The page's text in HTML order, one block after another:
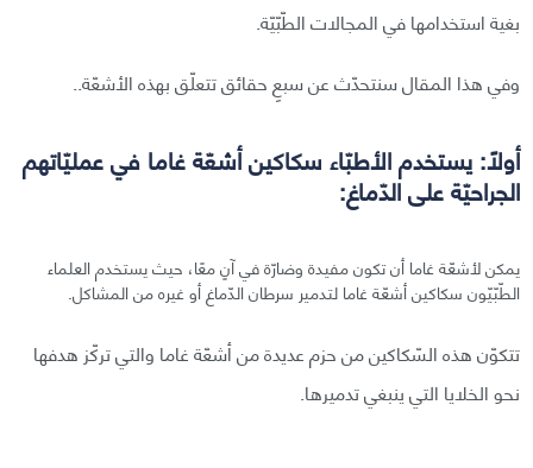
بغية استخدامها في المجالات الطّبّيّة.
وفي هذا المقال سنتحدّث عن سبعِ حقائق تتعلّق بهذه الأشعّة..
أولًا: يستخدم الأطبّاء سكاكين أشعّة غاما في عمليّاتهم
الجراحيّة على الدّماغ:
يمكن لأشعّة غاما أن تكون مفيدة وضارّة في آنٍ معًا، حيث يستخدم العلماء
الطّبّيّون سكاكين أشعّة غاما لتدمير سرطان الدّماغ أو غيره من المشاكل.
تتكوّن هذه السّكاكين من حزم عديدة من أشعّة غاما والتي تركّز هدفها
نحو الخلايا التي ينبغي تدميرها.